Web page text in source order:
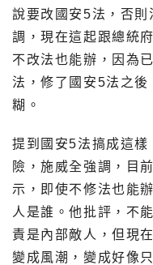
說要改國安5法，否則
調，現在這起跟總統
不改法也能辦，因為
法，修了國安5法之
糊。
提到國安5法搞成這
險，施威全強調，目
示，即使不修法也能
人是誰。他批評，不
責是內部敵人，但現
變成風潮，變成好像